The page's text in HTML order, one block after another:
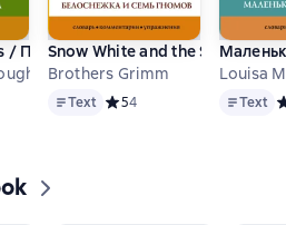
уровень
/ Принцесса Марса. Уровень 2
5 на основе 3 оценок
Snow White and the Seven
Brothers Grimm
TextText Средний рейтинг 5 на
54
Louisa
TextText